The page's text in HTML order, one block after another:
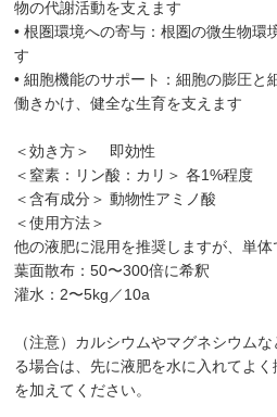
物の代謝活動を支えます
• 根圏環境への寄与：根圏の微生物環
す
• 細胞機能のサポート：細胞の膨圧と
働きかけ、健全な生育を支えます
＜効き方＞ 即効性
＜窒素：リン酸：カリ＞ 各1%程度
＜含有成分＞ 動物性アミノ酸
＜使用方法＞
他の液肥に混用を推奨しますが、単体
葉面散布：50〜300倍に希釈
灌水：2〜5kg／10a
（注意）カルシウムやマグネシウム
る場合は、先に液肥を水に入れてよ
を加えてください。